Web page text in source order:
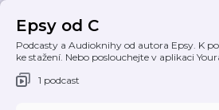
Epsy od C
Podcasty a Audioknihy od autora Epsy. K
ke stažení. Nebo poslouchejte v aplikaci
1 podcast